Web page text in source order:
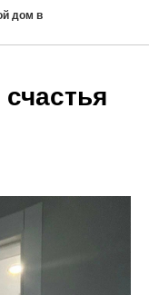
дом в